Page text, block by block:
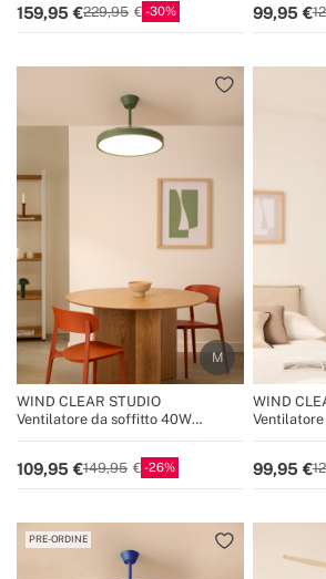
159,95 229,95 30 99,95
WIND CLEAR STUDIO
Ventilatore da soffitto 40W
109,95 149,95 26
WIND
99,95
PRE-ORDINE